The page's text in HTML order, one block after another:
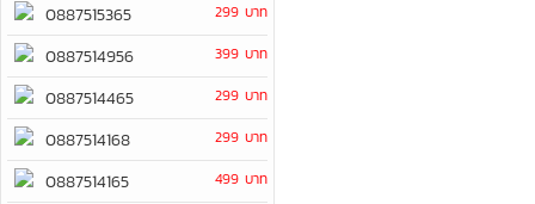
0887515365 299 บาท
0887514956 399 บาท
0887514465 299 บาท
0887514168 299 บาท
0887514165 499 บาท